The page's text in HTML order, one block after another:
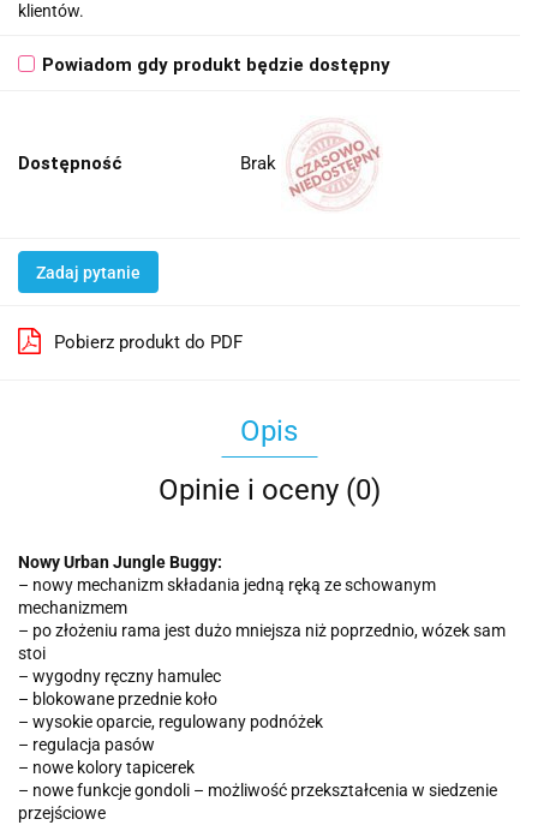
klientów.
Powiadom gdy produkt będzie dostępny
Dostępność Brak
Zadaj pytanie
Pobierz produkt do PDF
Opis
Opinie i oceny (0)
Nowy Urban Jungle Buggy:
– nowy mechanizm składania jedną ręką ze schowanym
mechanizmem
– po złożeniu rama jest dużo mniejsza niż poprzednio, wózek sam
stoi
– wygodny ręczny hamulec
– blokowane przednie koło
– wysokie oparcie, regulowany podnóżek
– regulacja pasów
– nowe kolory tapicerek
– nowe funkcje gondoli – możliwość przekształcenia w siedzenie
przejściowe